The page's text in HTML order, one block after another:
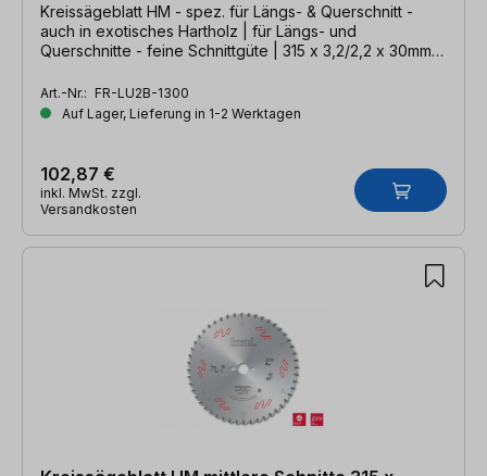
Kreissägeblatt HM - spez. für Längs- & Querschnitt -
auch in exotisches Hartholz | für Längs- und
Querschnitte - feine Schnittgüte | 315 x 3,2/2,2 x 30mm,
Art.-Nr.: FR-LU2B-1300
Auf Lager, Lieferung in 1-2 Werktagen
102,87 €
inkl. MwSt. zzgl.
Versandkosten